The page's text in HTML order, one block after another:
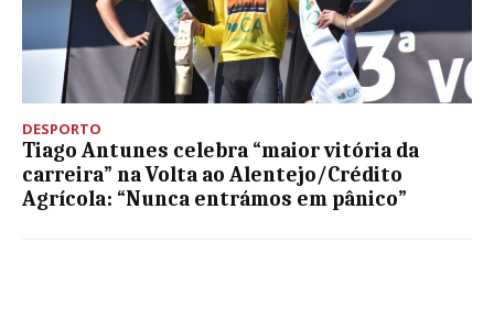
DESPORTO
Tiago Antunes celebra “maior vitória da
carreira” na Volta ao Alentejo/Crédito
Agrícola: “Nunca entrámos em pânico”